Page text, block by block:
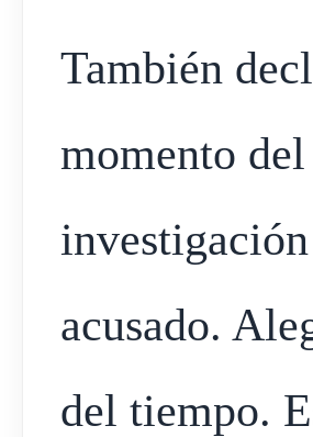
También
momento
acusado.
del tiempo.